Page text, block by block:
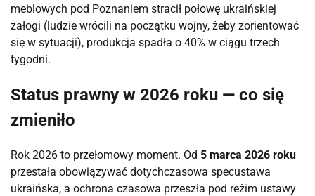
meblowych pod Poznaniem stracił połowę ukraińskiej
załogi (ludzie wrócili na początku wojny, żeby zorientować
się w sytuacji), produkcja spadła o 40% w ciągu trzech
tygodni.
Status prawny w 2026 roku — co się
zmieniło
Rok 2026 to przełomowy moment. Od 5 marca 2026 roku
przestała obowiązywać dotychczasowa specustawa
ukraińska, a ochrona czasowa przeszła pod reżim ustawy